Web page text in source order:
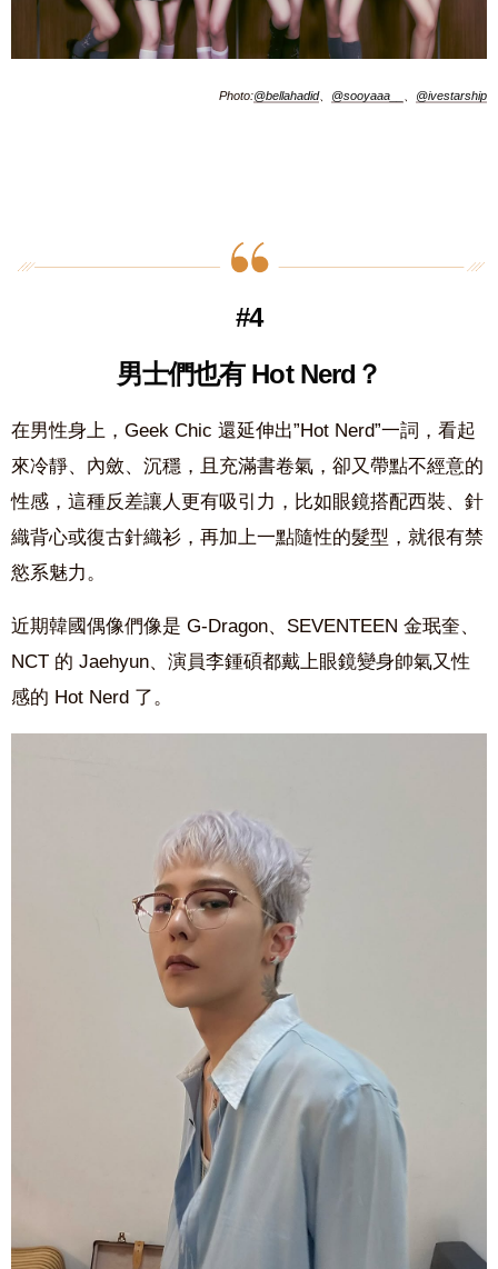
Photo:@bellahadid、 @sooyaaa__ @ivestarship
#4
男士們也有 Hot Nerd？
在男性身上，Geek Chic 還延伸出”Hot Nerd”一詞，看起
來冷靜、內斂、沉穩，且充滿書卷氣，卻又帶點不經意的
性感，這種反差讓人更有吸引力，比如眼鏡搭配西裝、針
織背心或復古針織衫，再加上一點隨性的髮型，就很有禁
慾系魅力。
近期韓國偶像們像是 G-Dragon、SEVENTEEN 金珉奎、
NCT 的 Jaehyun、演員李鍾碩都戴上眼鏡變身帥氣又性
感的 Hot Nerd 了。